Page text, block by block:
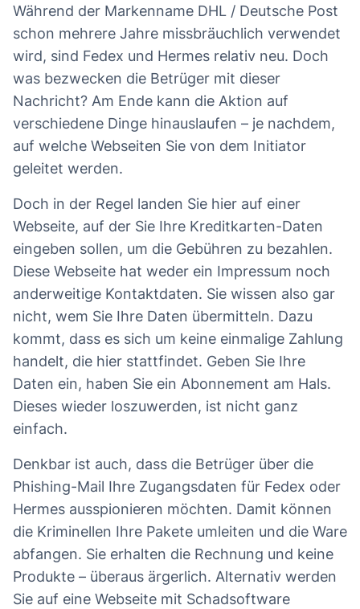
Während der Markenname DHL / Deutsche Post
schon mehrere Jahre missbräuchlich verwendet
wird, sind Fedex und Hermes relativ neu. Doch
was bezwecken die Betrüger mit dieser
Nachricht? Am Ende kann die Aktion auf
verschiedene Dinge hinauslaufen – je nachdem,
auf welche Webseiten Sie von dem Initiator
geleitet werden.
Doch in der Regel landen Sie hier auf einer
Webseite, auf der Sie Ihre Kreditkarten-Daten
eingeben sollen, um die Gebühren zu bezahlen.
Diese Webseite hat weder ein Impressum noch
anderweitige Kontaktdaten. Sie wissen also gar
nicht, wem Sie Ihre Daten übermitteln. Dazu
kommt, dass es sich um keine einmalige Zahlung
handelt, die hier stattfindet. Geben Sie Ihre
Daten ein, haben Sie ein Abonnement am Hals.
Dieses wieder loszuwerden, ist nicht ganz
einfach.
Denkbar ist auch, dass die Betrüger über die
Phishing-Mail Ihre Zugangsdaten für Fedex oder
Hermes ausspionieren möchten. Damit können
die Kriminellen Ihre Pakete umleiten und die Ware
abfangen. Sie erhalten die Rechnung und keine
Produkte – überaus ärgerlich. Alternativ werden
Sie auf eine Webseite mit Schadsoftware